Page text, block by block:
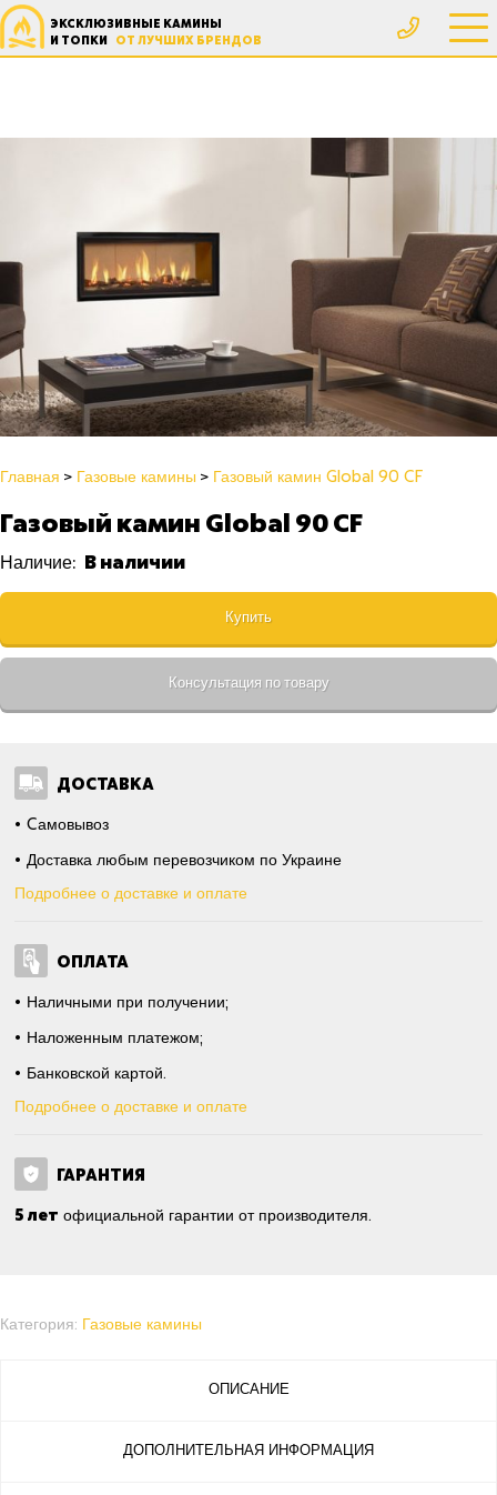
ЭКСКЛЮЗИВНЫЕ КАМИНЫ
И ТОПКИ ОТ ЛУЧШИХ БРЕНДОВ
Главная Газовые камины Газовый камин Global 90 CF
Газовый камин Global 90 CF
Наличие: В наличии
Купить
Консультация по товару
ДОСТАВКА
Cамовывоз
Доставка любым перевозчиком по Украине
Подробнее о доставке и оплате
ОПЛАТА
Наличными при получении;
Наложенным платежом;
Банковской картой.
Подробнее о доставке и оплате
ГАРАНТИЯ
5 лет официальной гарантии от производителя.
Категория: Газовые камины
ОПИСАНИЕ
ДОПОЛНИТЕЛЬНАЯ ИНФОРМАЦИЯ